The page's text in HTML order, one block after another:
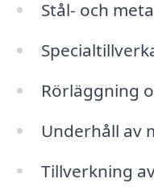
Stål- och
Rörläggning
Underhåll av
Tillverkning